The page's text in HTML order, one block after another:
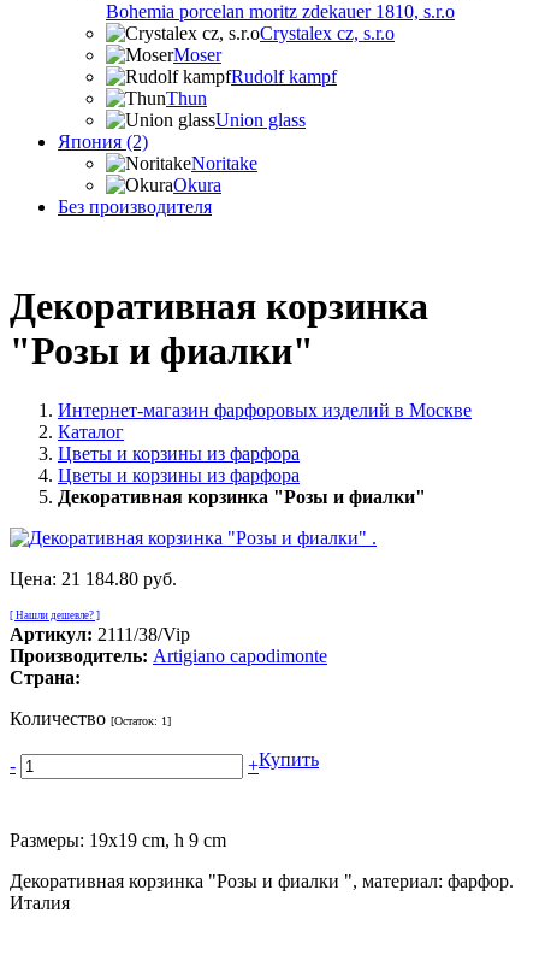
Bohemia porcelan moritz zdekauer 1810, s.r.o
Crystalex cz, s.r.o
Moser
Rudolf kampf
Thun
Union glass
Япония (2)
Noritake
Okura
Без производителя
Декоративная корзинка
"Розы и фиалки"
Интернет-магазин фарфоровых изделий в Москве
Каталог
Цветы и корзины из фарфора
Цветы и корзины из фарфора
Декоративная корзинка "Розы и фиалки"
Цена: 21 184.80 руб.
[ Нашли дешевле? ]
Артикул: 2111/38/Vip
Производитель: Artigiano capodimonte
Страна:
Количество [Остаток: 1]
- +Купить
Размеры: 19x19 cm, h 9 cm
Декоративная корзинка "Розы и фиалки ", материал: фарфор.
Италия